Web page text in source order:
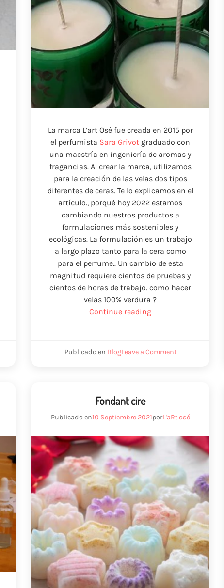
La marca L’art Osé fue creada en 2015 por
el perfumista Sara Grivot graduado con
una maestría en ingeniería de aromas y
fragancias. Al crear la marca, utilizamos
para la creación de las velas dos tipos
diferentes de ceras. Te lo explicamos en el
artículo., porqué hoy 2022 estamos
cambiando nuestros productos a
formulaciones más sostenibles y
ecológicas. La formulación es un trabajo
a largo plazo tanto para la cera como
para el perfume.. Un cambio de esta
magnitud requiere cientos de pruebas y
cientos de horas de trabajo. como hacer
velas 100% verdura ?
Continue reading“Creación
Publicado en BlogLeave a Commenton
Fondant cire
Publicado en10 Septiembre 2021porL'aRt osé